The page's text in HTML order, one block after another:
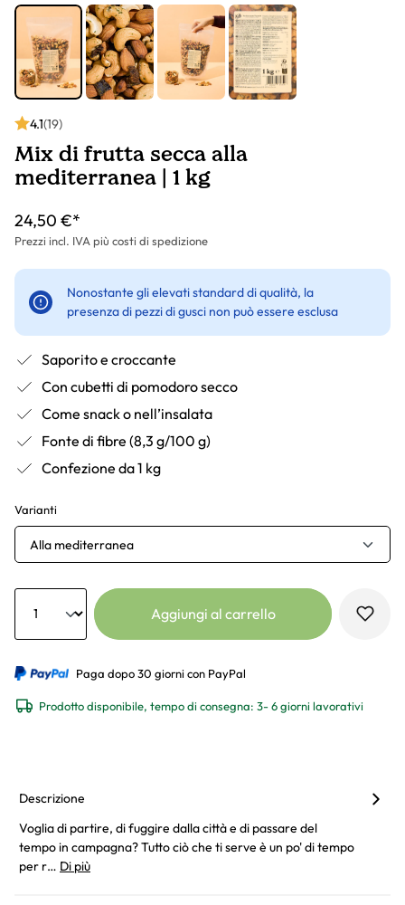
4.1(19)
Mix di frutta secca alla
mediterranea | 1 kg
24,50 €*
Prezzi incl. IVA più costi di spedizione
Nonostante gli elevati standard di qualità, la
presenza di pezzi di gusci non può essere esclusa
Saporito e croccante
Con cubetti di pomodoro secco
Come snack o nell’insalata
Fonte di fibre (8,3 g/100 g)
Confezione da 1 kg
Varianti
Alla mediterranea
Anzahl
Aggiungi al carrello
Paga dopo 30 giorni con PayPal
Prodotto disponibile, tempo di consegna: 3- 6 giorni lavorativi
Descrizione
Voglia di partire, di fuggire dalla città e di passare del
tempo in campagna? Tutto ciò che ti serve è un po' di tempo
per r… Di più